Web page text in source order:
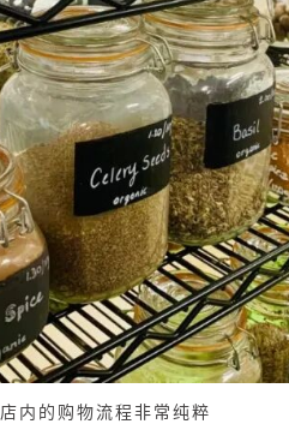
店内的购物流程非常纯粹